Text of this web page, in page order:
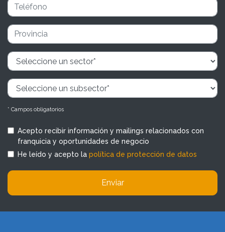
* Campos obligatorios
Acepto recibir información y mailings relacionados con
franquicia y oportunidades de negocio
He leído y acepto la política de protección de datos
Enviar